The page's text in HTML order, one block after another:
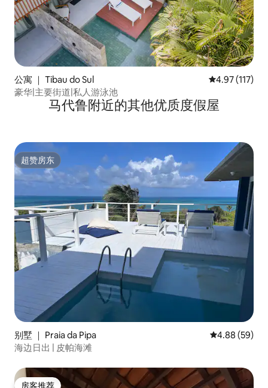
公寓 ｜ Tibau do Sul 平均评分 4.97
4.97 (117)
豪华|主要街道|私人游泳池
马代鲁附近的其他优质度假屋
超赞房东
超赞房东
别墅 ｜ Praia da Pipa 平均评分 4.88
4.88 (59)
海边日出 | 皮帕海滩
房客推荐